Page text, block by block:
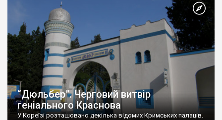
“Дюльбер”. Черговий витвір
геніального Краснова
У Кореїзі розташовано декілька відомих Кримських палаців.